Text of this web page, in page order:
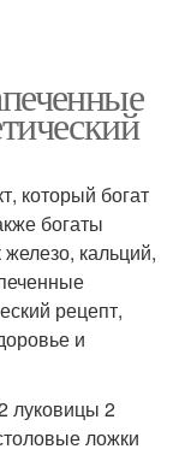
который богат
богаты
кальций,
рецепт,
и
луковицы 2
ложки